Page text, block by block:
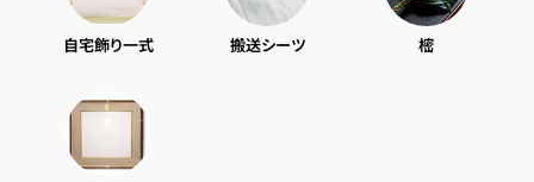
自宅飾り一式 搬送シーツ 樒